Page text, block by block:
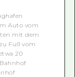
Auto vom
mit dem
Fuß vom
20